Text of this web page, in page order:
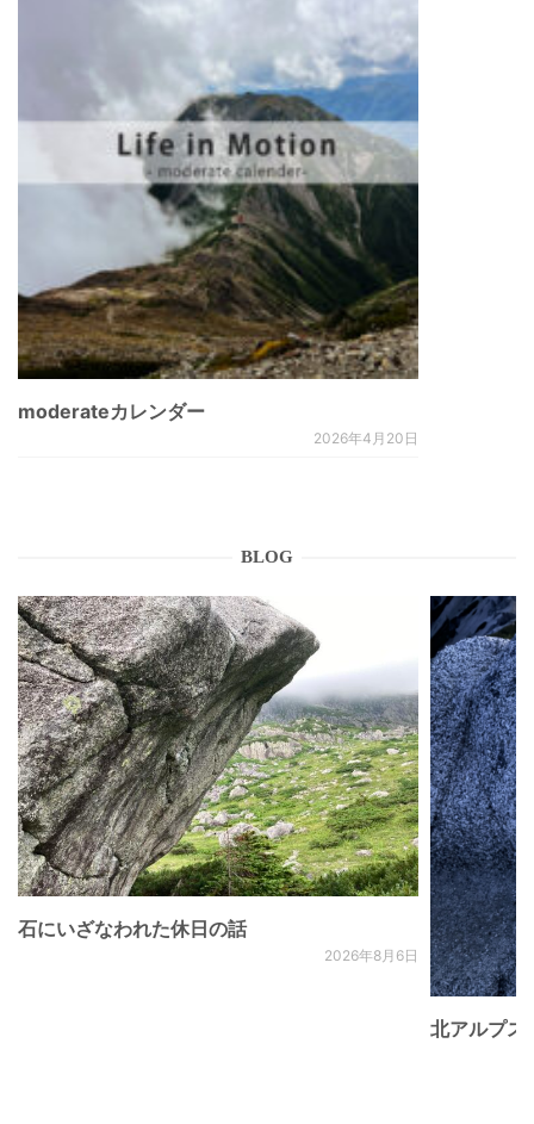
moderateカレンダー
2026年4月20日
BLOG
石にいざなわれた休日の話
2026年8月6日
北アルプ